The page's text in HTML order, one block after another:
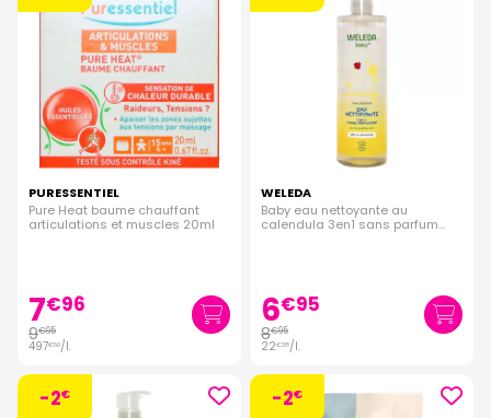
PURESSENTIEL
Pure Heat baume chauffant
articulations et muscles 20ml
7€96
9€95
497€50/l.
WELEDA
Baby eau nettoyante au
calendula 3en1 sans parfum
6€95
8€95
22€38/l.
-2€ -2€